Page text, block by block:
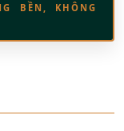
BỀN, KHÔNG